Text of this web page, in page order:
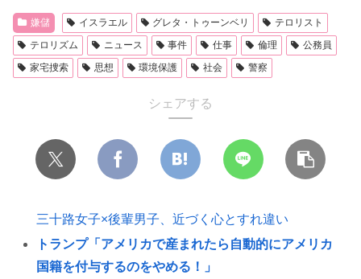
嫌儲 イスラエル グレタ・トゥーンベリ
テロリスト
テロリズム
ニュース 事件 仕事 倫理
公務員
家宅捜索
思想 環境保護 社会 警察
シェアする
三十路女子×後輩男子、近づく心とすれ違い
トランプ「アメリカで産まれたら自動的にアメリカ
国籍を付与するのをやめる！」